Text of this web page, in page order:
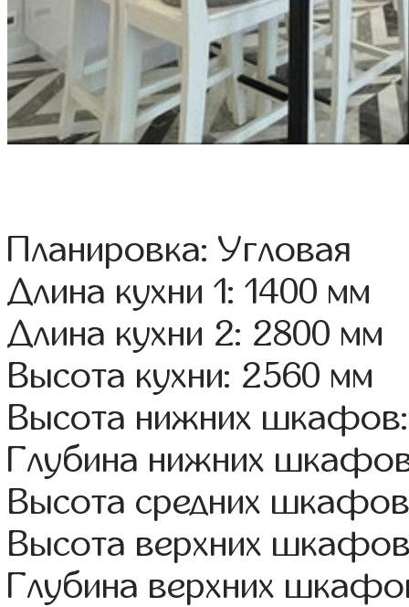
Планировка: Угловая
Длина кухни 1: 1400 мм
Длина кухни 2: 2800 мм
Высота кухни: 2560 мм
Высота нижних
Глубина нижних
Высота средних
Высота верхних
Глубина верхних